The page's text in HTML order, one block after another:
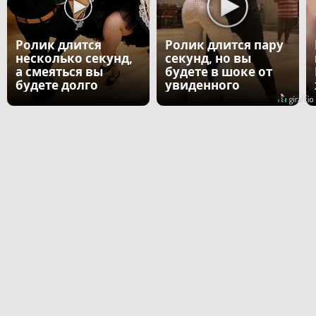
Ролик длится
несколько секунд,
а смеяться вы
будете долго
Ролик длится пару
секунд, но вы
будете в шоке от
увиденного